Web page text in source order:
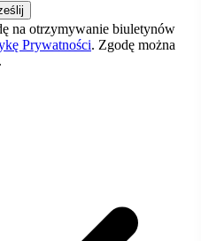
na otrzymywanie biuletynów
Prywatności. Zgodę można